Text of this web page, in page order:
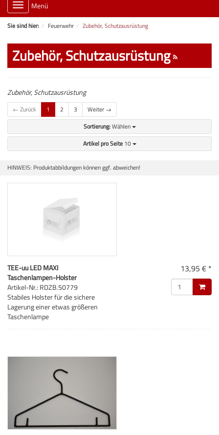
Toggle
navigation
Menü
Sie sind hier: Feuerwehr Zubehör, Schutzausrüstung
Zubehör, Schutzausrüstung
Zubehör, Schutzausrüstung
← Zurück 1 2 3
Weiter →
Sortierung:Wählen
Artikel pro Seite 10
HINWEIS: Produktabbildungen können ggf. abweichen!
TEE-uu LED MAXI
Taschenlampen-Holster
Artikel-Nr.: RDZB.50779
Stabiles Holster für die sichere
Lagerung einer etwas größeren
Taschenlampe
13,95 € *